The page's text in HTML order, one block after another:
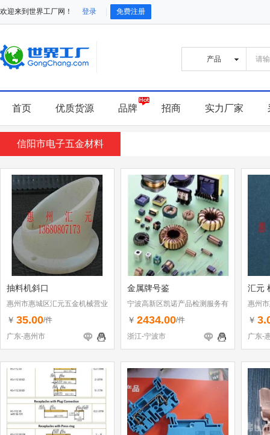
欢迎来到世界工厂网！ 登录 免费注册
首页 优质货源 品牌 招商 实力厂家
信阳市电子五金材料
抽料机斜口
惠州市惠城区汇元五金机械营业
部
￥ 35.00/件
广东-惠州市
金属牌号鉴
宁波高新区凯诺产品检测服务有
限公司
￥ 2434.00/件
浙江-宁波市
汇元
惠州
部
￥
广东-